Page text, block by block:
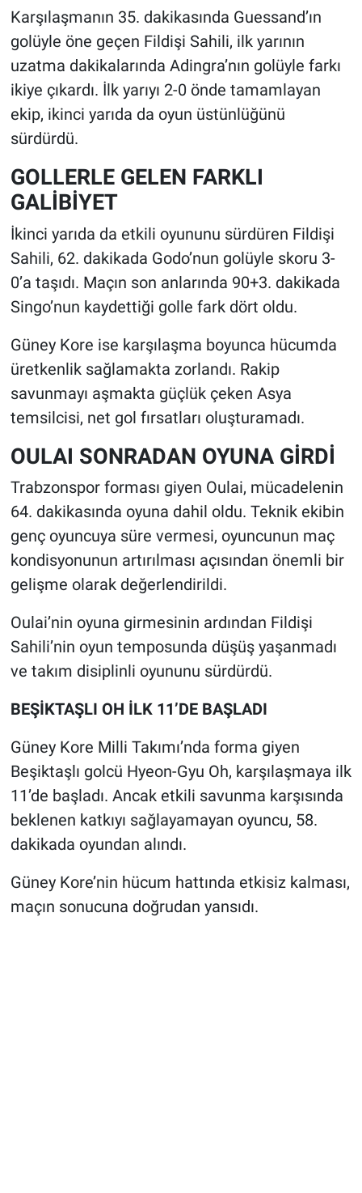
Karşılaşmanın 35. dakikasında Guessand’ın
golüyle öne geçen Fildişi Sahili, ilk yarının
uzatma dakikalarında Adingra’nın golüyle farkı
ikiye çıkardı. İlk yarıyı 2-0 önde tamamlayan
ekip, ikinci yarıda da oyun üstünlüğünü
sürdürdü.
GOLLERLE GELEN FARKLI
GALİBİYET
İkinci yarıda da etkili oyununu sürdüren Fildişi
Sahili, 62. dakikada Godo’nun golüyle skoru 3-
0’a taşıdı. Maçın son anlarında 90+3. dakikada
Singo’nun kaydettiği golle fark dört oldu.
Güney Kore ise karşılaşma boyunca hücumda
üretkenlik sağlamakta zorlandı. Rakip
savunmayı aşmakta güçlük çeken Asya
temsilcisi, net gol fırsatları oluşturamadı.
OULAI SONRADAN OYUNA GİRDİ
Trabzonspor forması giyen Oulai, mücadelenin
64. dakikasında oyuna dahil oldu. Teknik ekibin
genç oyuncuya süre vermesi, oyuncunun maç
kondisyonunun artırılması açısından önemli bir
gelişme olarak değerlendirildi.
Oulai’nin oyuna girmesinin ardından Fildişi
Sahili’nin oyun temposunda düşüş yaşanmadı
ve takım disiplinli oyununu sürdürdü.
BEŞİKTAŞLI OH İLK 11’DE BAŞLADI
Güney Kore Milli Takımı’nda forma giyen
Beşiktaşlı golcü Hyeon-Gyu Oh, karşılaşmaya ilk
11’de başladı. Ancak etkili savunma karşısında
beklenen katkıyı sağlayamayan oyuncu, 58.
dakikada oyundan alındı.
Güney Kore’nin hücum hattında etkisiz kalması,
maçın sonucuna doğrudan yansıdı.